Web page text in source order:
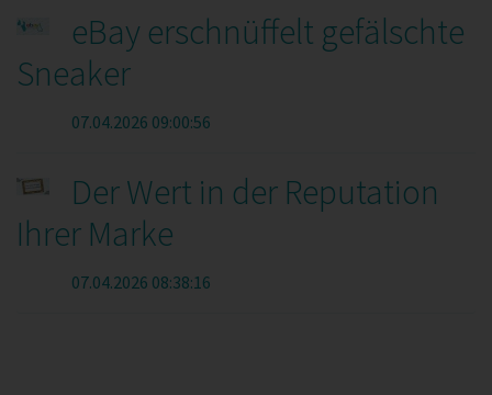
eBay erschnüffelt gefälschte
Sneaker
07.04.2026 09:00:56
Der Wert in der Reputation
Ihrer Marke
07.04.2026 08:38:16